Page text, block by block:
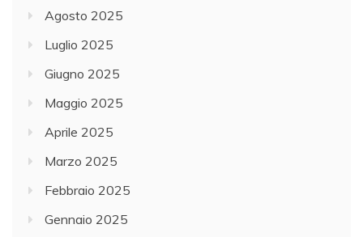
Agosto 2025
Luglio 2025
Giugno 2025
Maggio 2025
Aprile 2025
Marzo 2025
Febbraio 2025
Gennaio 2025